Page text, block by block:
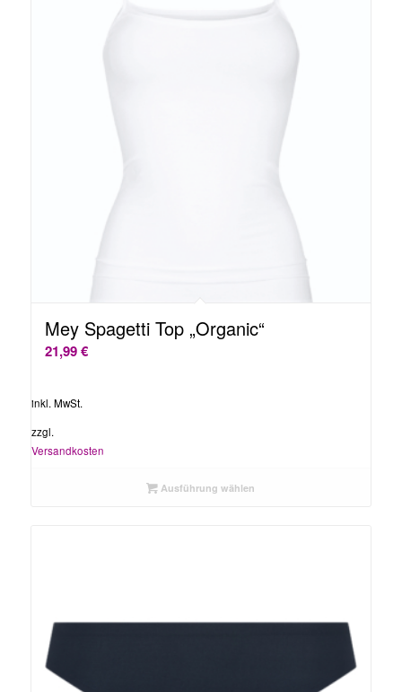
Mey Spagetti Top „Organic“
21,99€
inkl. MwSt.
zzgl.
Versandkosten
Ausführung wählen